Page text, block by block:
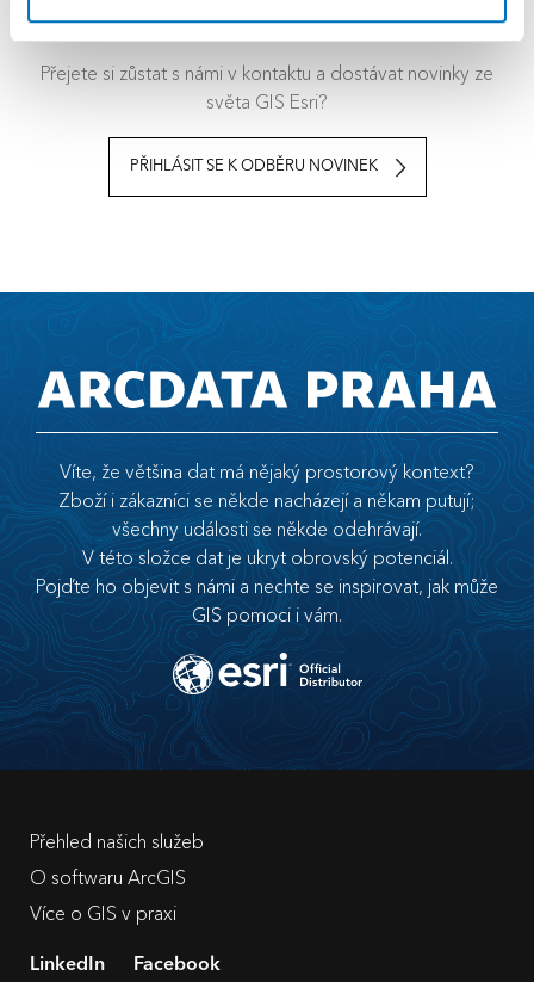
Přihlásit se k odběru novinek
Přejete si zůstat s námi v kontaktu a dostávat novinky ze
světa GIS Esri?
PŘIHLÁSIT SE K ODBĚRU NOVINEK
Víte, že většina dat má nějaký prostorový kontext?
Zboží i zákazníci se někde nacházejí a někam putují;
všechny události se někde odehrávají.
V této složce dat je ukryt obrovský potenciál.
Pojďte ho objevit s námi a nechte se inspirovat, jak může
GIS pomoci i vám.
Přehled našich služeb
O softwaru ArcGIS
Více o GIS v praxi
LinkedIn Facebook